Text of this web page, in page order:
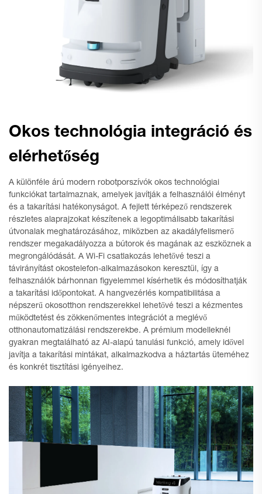
Okos technológia integráció és
elérhetőség
A különféle árú modern robotporszívók okos technológiai
funkciókat tartalmaznak, amelyek javítják a felhasználói élményt
és a takarítási hatékonyságot. A fejlett térképező rendszerek
részletes alaprajzokat készítenek a legoptimálisabb takarítási
útvonalak meghatározásához, miközben az akadályfelismerő
rendszer megakadályozza a bútorok és magának az eszköznek a
megrongálódását. A Wi-Fi csatlakozás lehetővé teszi a
távirányítást okostelefon-alkalmazásokon keresztül, így a
felhasználók bárhonnan figyelemmel kísérhetik és módosíthatják
a takarítási időpontokat. A hangvezérlés kompatibilitása a
népszerű okosotthon rendszerekkel lehetővé teszi a kézmentes
működtetést és zökkenőmentes integrációt a meglévő
otthonautomatizálási rendszerekbe. A prémium modelleknél
gyakran megtalálható az AI-alapú tanulási funkció, amely idővel
javítja a takarítási mintákat, alkalmazkodva a háztartás üteméhez
és konkrét tisztítási igényeihez.